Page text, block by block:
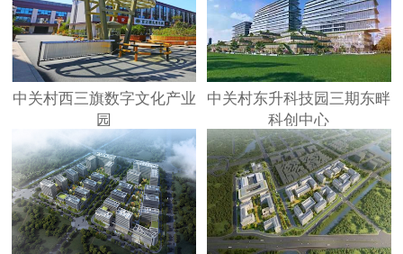
中关村西三旗数字文化产业
园
中关村东升科技园三期东畔
科创中心